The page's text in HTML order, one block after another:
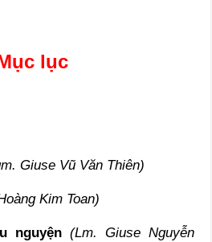
lục
Giuse Vũ Văn Thiên)
Kim Toan)
nguyện(Lm. Giuse Nguyễn